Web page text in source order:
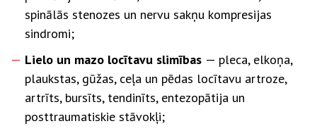
spinālās stenozes un nervu sakņu kompresijas
sindromi;
Lielo un mazo locītavu slimības — pleca, elkoņa,
plaukstas, gūžas, ceļa un pēdas locītavu artroze,
artrīts, bursīts, tendinīts, entezopātija un
posttraumatiskie stāvokļi;